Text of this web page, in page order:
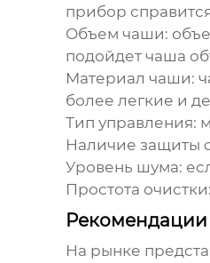
прибор
Объем чаши:
подойдет чаша
Материал чаши:
более легкие и
Тип управления:
Наличие защиты
Уровень шума:
Простота очистки:
На рынке